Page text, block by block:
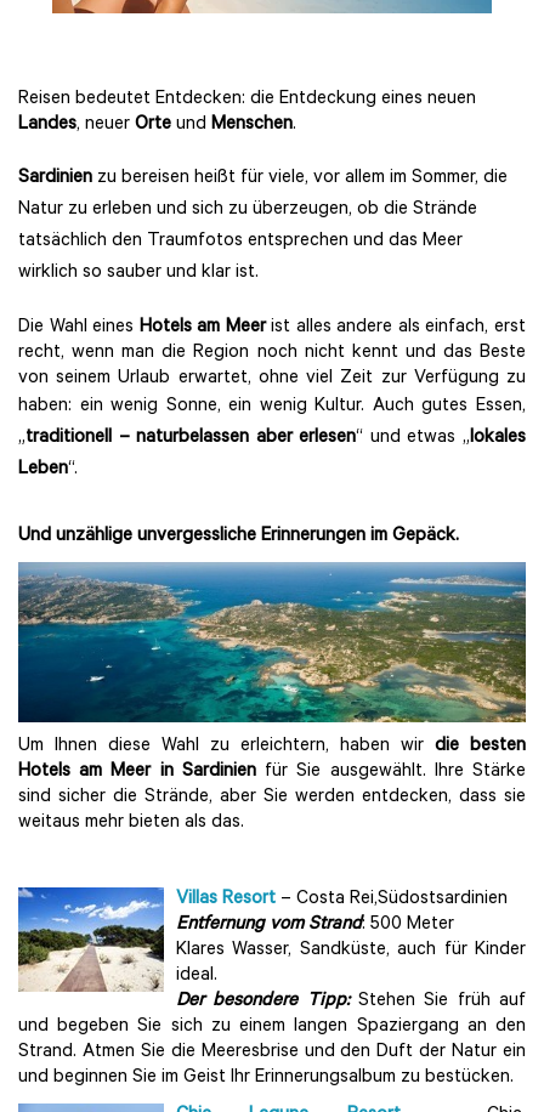
Reisen bedeutet Entdecken: die Entdeckung eines neuen
Landes, neuer Orte und Menschen.
Sardinien zu bereisen heißt für viele, vor allem im Sommer, die
Natur zu erleben und sich zu überzeugen, ob die Strände
tatsächlich den Traumfotos entsprechen und das Meer
wirklich so sauber und klar ist.
Die Wahl eines Hotels am Meerist alles andere als einfach, erst
recht, wenn man die Region noch nicht kennt und das Beste
von seinem Urlaub erwartet, ohne viel Zeit zur Verfügung zu
haben: ein wenig Sonne, ein wenig Kultur. Auch gutes Essen,
„traditionell – naturbelassen aber erlesen“ und etwas „lokales
Leben“.
Und unzählige unvergessliche Erinnerungen im Gepäck.
Um Ihnen diese Wahl zu erleichtern, haben wir die besten
Hotels am Meer in Sardinien für Sie ausgewählt. Ihre Stärke
sind sicher die Strände, aber Sie werden entdecken, dass sie
weitaus mehr bieten als das.
Villas Resort – Costa Rei,Südostsardinien
Entfernung vom Strand: 500 Meter
Klares Wasser, Sandküste, auch für Kinder
ideal.
Der besondere Tipp:Stehen Sie früh auf
und begeben Sie sich zu einem langen Spaziergang an den
Strand. Atmen Sie die Meeresbrise und den Duft der Natur ein
und beginnen Sie im Geist Ihr Erinnerungsalbum zu bestücken.